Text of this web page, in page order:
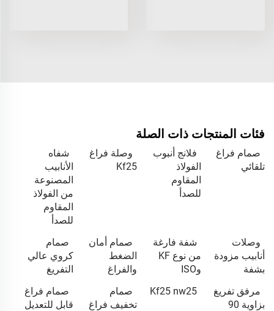
فئات المنتجات ذات الصلة
صمام فراغ
تلقائي
فلانج أنبوب
الفولاذ
المقاوم
للصدأ
وصلة فراغ
Kf25
شفاه
الأنابيب
المصنوعة
من الفولاذ
المقاوم
للصدأ
وصلات
أنابيب مزودة
بشفة
شفة فارغة
من نوع KF
وISO
صمام أمان
الضغط
والفراغ
صمام
كروي عالي
التفريغ
مرفق تفريغ
بزاوية 90
Kf25 nw25
صمام
تخفيف فراغ
صمام فراغ
قابل للتعديل